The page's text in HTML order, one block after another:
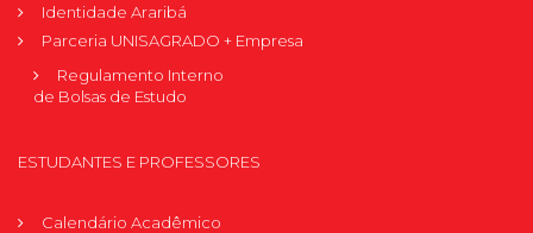
Identidade Araribá
Parceria UNISAGRADO + Empresa
Regulamento Interno
de Bolsas de Estudo
ESTUDANTES E PROFESSORES
Calendário Acadêmico